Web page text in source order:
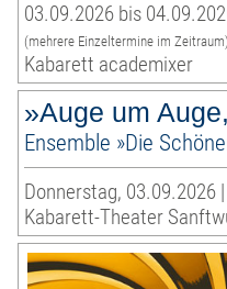
03.09.2026 bis
(mehrere Einzeltermine im Zeitraum)
Kabarett academixer
»Auge um
Ensemble »Die
Donnerstag, 03.09.2026
Kabarett-Theater